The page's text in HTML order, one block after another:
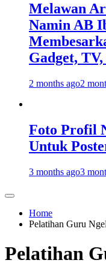
Melawan
Namin AB
Gadget,
2 months ago2
Foto Profil
Untuk
3 months ago3
Home
Pelatihan Guru
Pelatihan